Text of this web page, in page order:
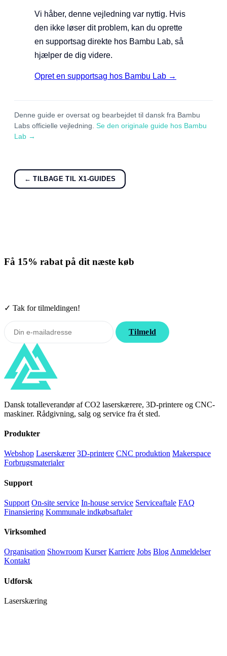
Vi håber, denne vejledning var nyttig. Hvis
den ikke løser dit problem, kan du oprette
en supportsag direkte hos Bambu Lab, så
hjælper de dig videre.
Opret en supportsag hos Bambu Lab →
Denne guide er oversat og bearbejdet til dansk fra Bambu
Labs officielle vejledning. Se den originale guide hos Bambu
Lab →
← TILBAGE TIL X1-GUIDES
Få 15% rabat på dit næste køb
✓ Tak for tilmeldingen!
Tilmeld
Dansk totalleverandør af CO2 laserskærere, 3D-printere og CNC-
maskiner. Rådgivning, salg og service fra ét sted.
Produkter
Webshop Laserskærer 3D-printere CNC produktion Makerspace
Forbrugsmaterialer
Support
Support On-site service In-house service Serviceaftale FAQ
Finansiering Kommunale indkøbsaftaler
Virksomhed
Organisation Showroom Kurser Karriere Jobs Blog Anmeldelser
Kontakt
Udforsk
Laserskæring